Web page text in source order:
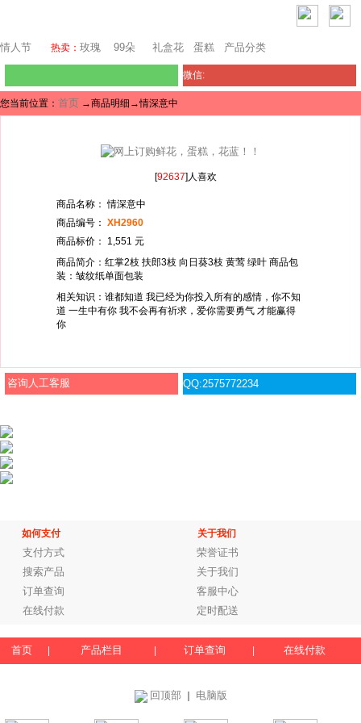
情人节 热卖： 玫瑰 99朵 礼盒花 蛋糕 产品分类
微信:
您当前位置： 首页 →商品明细→情深意中
[92637]人喜欢
商品名称： 情深意中
商品编号： XH2960
商品标价： 1,551 元
商品简介：红掌2枝 扶郎3枝 向日葵3枝 黄莺 绿叶 商品包
装：皱纹纸单面包装
相关知识：谁都知道 我已经为你投入所有的感情，你不知
道 一生中有你 我不会再有祈求，爱你需要勇气 才能赢得
你
咨询人工客服 QQ:2575772234
如何支付 关于我们
支付方式
荣誉证书
搜索产品
关于我们
订单查询
客服中心
在线付款
定时配送
首页 产品栏目 订单查询 在线付款
回顶部 电脑版